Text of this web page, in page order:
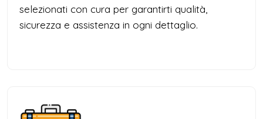
selezionati con cura per garantirti qualità,
sicurezza e assistenza in ogni dettaglio.